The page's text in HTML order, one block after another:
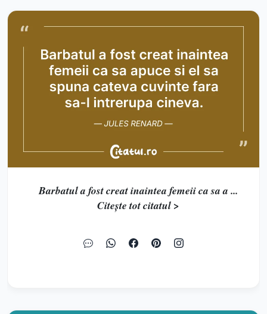
Barbatul a fost creat inaintea femeii ca sa a ...
Citește tot citatul >